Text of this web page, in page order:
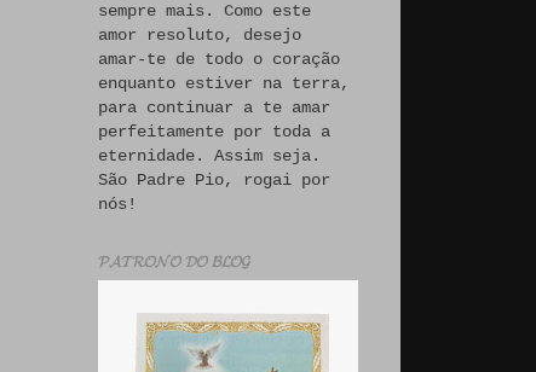
sempre mais. Como este
amor resoluto, desejo
amar-te de todo o coração
enquanto estiver na terra,
para continuar a te amar
perfeitamente por toda a
eternidade. Assim seja.
São Padre Pio, rogai por
nós!
𝓟𝓐𝓣𝓡𝓞𝓝𝓞 𝓓𝓞 𝓑𝓛𝓞𝓖